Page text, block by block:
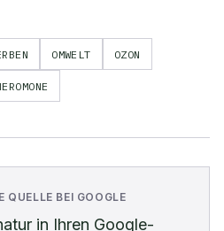
OMWELT OZON
QUELLE BEI GOOGLE
in Ihren Google-